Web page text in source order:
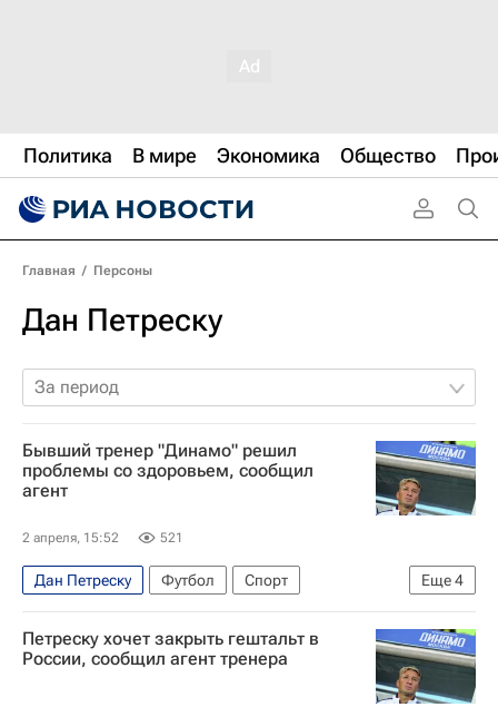
Политика В мире Экономика Общество
Главная / Персоны
Дан Петреску
За период
Бывший тренер "Динамо" решил
проблемы со здоровьем, сообщил
агент
2 апреля, 15:52 521
Еще4
Дан Петреску Футбол
Спорт
Динамо Москва
РПЛ 2026-2027 (Чемпионат России по футболу)
Петреску хочет закрыть гештальт в
России, сообщил агент тренера